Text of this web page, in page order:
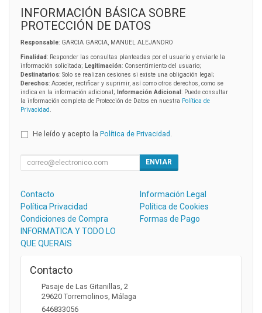
INFORMACIÓN BÁSICA SOBRE
PROTECCIÓN DE DATOS
Responsable: GARCIA GARCIA, MANUEL ALEJANDRO
Finalidad: Responder las consultas planteadas por el usuario y enviarle la
información solicitada; Legitimación: Consentimiento del usuario;
Destinatarios: Solo se realizan cesiones si existe una obligación legal;
Derechos: Acceder, rectificar y suprimir, así como otros derechos, como se
indica en la información adicional;
Información Adicional : Puede consultar
la información completa de Protección de Datos en nuestra Política de
Privacidad
He leído y acepto la Política de Privacidad
ENVIAR
Contacto
Información Legal
Política Privacidad
Política de Cookies
Condiciones de Compra
Formas de Pago
INFORMATICA Y TODO LO
QUE QUERAIS
Contacto
Pasaje de Las Gitanillas, 2
29620 Torremolinos Málaga
646833056